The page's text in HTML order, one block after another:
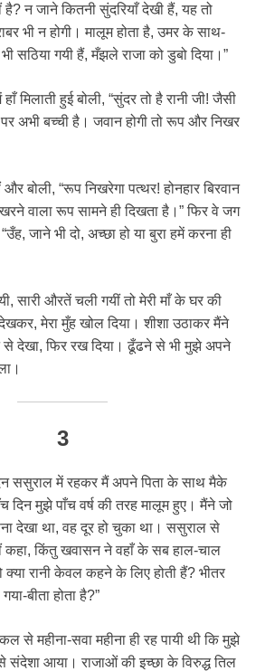
है? न जाने कितनी सुंदरियाँ देखी हैं, यह तो
भी न होगी। मालूम होता है, उमर के साथ-
गयी हैं, मँझले राजा को डुबो दिया।”
मिलाती हुई बोली, “सुंदर तो है रानी जी! जैसी
अभी बच्ची है। जवान होगी तो रूप और निखर
और बोली, “रूप निखरेगा पत्थर! होनहार बिरवान
वाला रूप सामने ही दिखता है।” फिर वे जग
जाने भी दो, अच्छा हो या बुरा हमें करना ही
सारी औरतें चली गयीं तो मेरी माँ के घर की
मेरा मुँह खोल दिया। शीशा उठाकर मैंने
से देखा, फिर रख दिया। ढूँढने से भी मुझे अपने
3
ससुराल में रहकर मैं अपने पिता के साथ मैके
मुझे पाँच वर्ष की तरह मालूम हुए। मैंने जो
देखा था, वह दूर हो चुका था। ससुराल से
कहा, किंतु खवासन ने वहाँ के सब हाल-चाल
क्या रानी केवल कहने के लिए होती हैं? भीतर
बीता होता है?”
से महीना-सवा महीना ही रह पायी थी कि मुझे
आया। राजाओं की इच्छा के विरुद्ध तिल